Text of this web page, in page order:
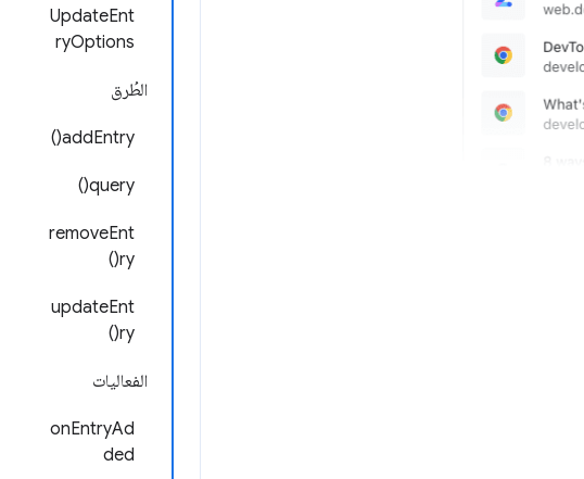
UpdateEnt
ryOptions
الطُرق
addEntry()
query()
removeEnt
ry()
updateEnt
ry()
الفعاليات
onEntryAd
ded